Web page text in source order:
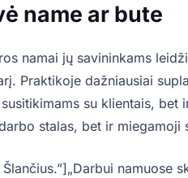
name ar bute
namai jų savininkams
Praktikoje dažniausiai
su klientais,
stalas, bet ir miegamoji